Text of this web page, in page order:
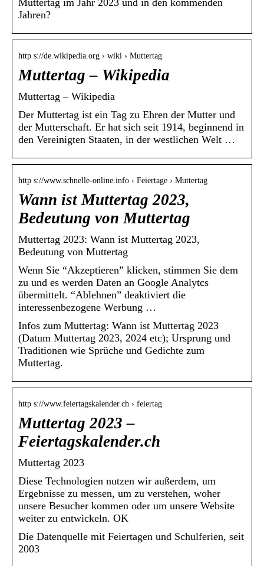
Muttertag im Jahr 2023 und in den kommenden
Jahren?
http s://de.wikipedia.org › wiki › Muttertag
Muttertag – Wikipedia
Muttertag – Wikipedia
Der Muttertag ist ein Tag zu Ehren der Mutter und
der Mutterschaft. Er hat sich seit 1914, beginnend in
den Vereinigten Staaten, in der westlichen Welt …
http s://www.schnelle-online.info › Feiertage › Muttertag
Wann ist Muttertag 2023,
Bedeutung von Muttertag
Muttertag 2023: Wann ist Muttertag 2023,
Bedeutung von Muttertag
Wenn Sie “Akzeptieren” klicken, stimmen Sie dem
zu und es werden Daten an Google Analytcs
übermittelt. “Ablehnen” deaktiviert die
interessenbezogene Werbung …
Infos zum Muttertag: Wann ist Muttertag 2023
(Datum Muttertag 2023, 2024 etc); Ursprung und
Traditionen wie Sprüche und Gedichte zum
Muttertag.
http s://www.feiertagskalender.ch › feiertag
Muttertag 2023 –
Feiertagskalender.ch
Muttertag 2023
Diese Technologien nutzen wir außerdem, um
Ergebnisse zu messen, um zu verstehen, woher
unsere Besucher kommen oder um unsere Website
weiter zu entwickeln. OK
Die Datenquelle mit Feiertagen und Schulferien, seit
2003